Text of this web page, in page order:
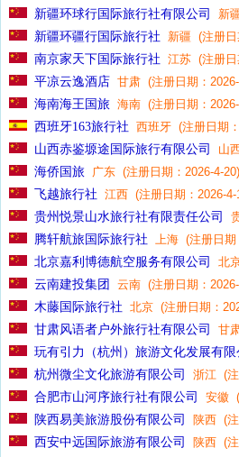
新疆环球行国际旅行社有限公司
新
新疆环疆行国际旅行社 新疆 (注册日
南京家天下国际旅行社 江苏 (注册日
平凉云逸酒店 甘肃 (注册日期：
海南海王国旅 海南 (注册日期：
西班牙163旅行社 西班牙 (注册日期
山西赤鉴塬途国际旅行有限公司
山
海侨国旅 广东 (注册日期：2026-4-20)
飞越旅行社 江西 (注册日期：2026-4-
贵州悦景山水旅行社有限责任公司
腾轩航旅国际旅行社 上海 (注册日期
北京嘉利博德航空服务有限公司
北
云南建投集团
云南 (注册日期：
木藤国际旅行社 北京 (注册日期：
甘肃风语者户外旅行社有限公司
甘
玩有引力（杭州）旅游文化发展有限
杭州微尘文化旅游有限公司
浙江 (注
合肥市山河序旅行社有限公司
安徽 (
陕西易美旅游股份有限公司
陕西 (注
西安中远国际旅游有限公司
陕西 (注